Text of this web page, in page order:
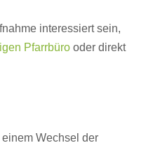
interessiert sein,
Pfarrbüro oder direkt
Wechsel der